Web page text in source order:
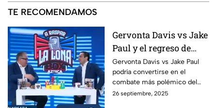
TE RECOMENDAMOS
Gervonta Davis vs Jake
Paul y el regreso de
Ryan García | A Raspar
La Lona
Gervonta Davis vs Jake Paul
podría convertirse en el
combate más polémico del
año, mientras Ryan García
26 septiembre, 2025